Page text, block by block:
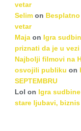
vetar
Selim on
vetar
Maja on Igra
priznati da je u vezi
Najbolji filmovi na
osvojili publiku on
SEPTEMBRU
Lol on Igra
stare ljubavi,